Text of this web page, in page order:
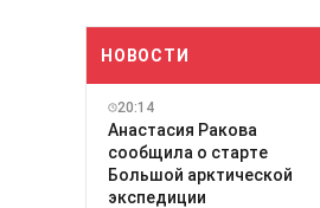
НОВОСТИ
20:14
Анастасия Ракова
сообщила о старте
Большой арктической
экспедиции